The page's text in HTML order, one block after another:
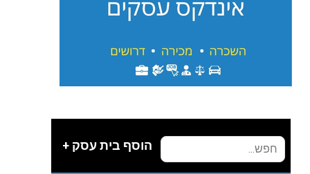
הוסף בית עסק +